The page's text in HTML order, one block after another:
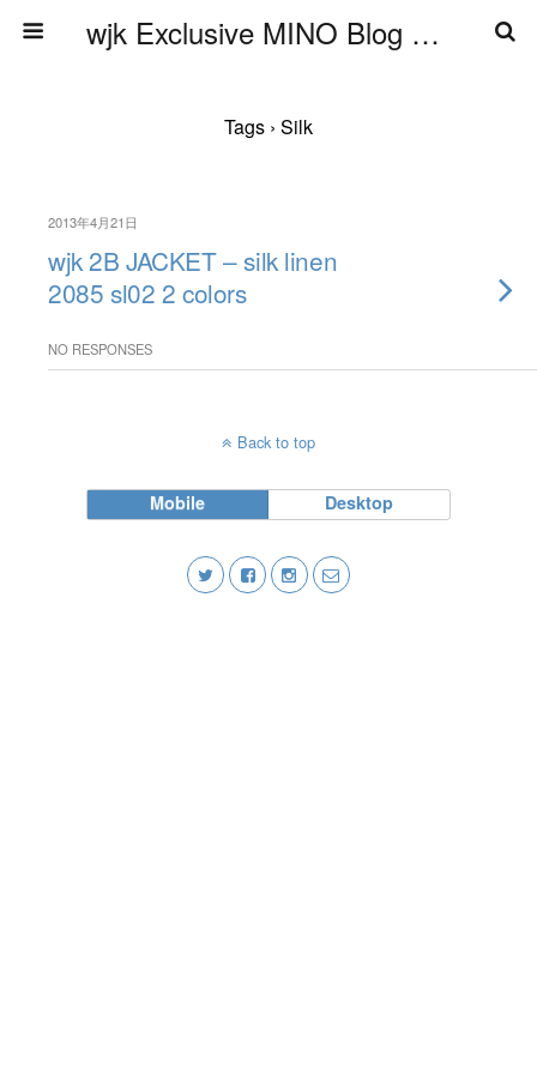
wjk Exclusive MINO Blog ブログ
Tags › Silk
2013年4月21日
wjk 2B JACKET – silk linen
2085 sl02 2 colors
NO RESPONSES
Back to top
Mobile Desktop